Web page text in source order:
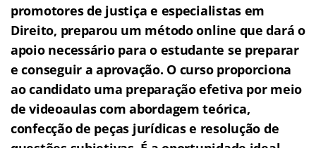
promotores de justiça e especialistas em
Direito, preparou um método online que dará o
apoio necessário para o estudante se preparar
e conseguir a aprovação. O curso proporciona
ao candidato uma preparação efetiva por meio
de videoaulas com abordagem teórica,
confecção de peças jurídicas e resolução de